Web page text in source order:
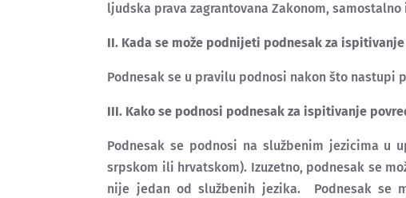
ljudska prava zagrantovana Zakonom,
II. Kada se može podnijeti podnesak za
Podnesak se u pravilu podnosi nakon što nastupi
III. Kako se podnosi podnesak za ispitivanje
Podnesak se podnosi na službenim jezicima u
srpskom ili hrvatskom). Izuzetno, podnesak se
nije jedan od službenih jezika. Podnesak se